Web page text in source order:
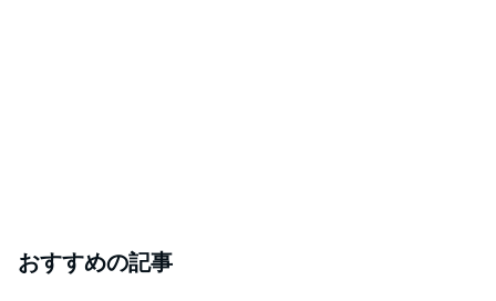
おすすめの記事